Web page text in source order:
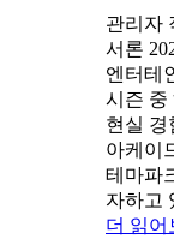
관리자
서론
엔터테
시즌 중
현실 경
아케이
테마파
자하고
더 읽어